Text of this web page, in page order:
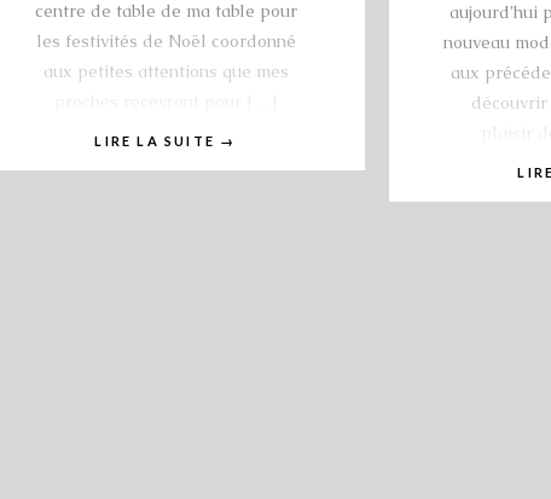
centre de table de ma table pour
les festivités de Noël coordonné
aux petites attentions que mes
LIRE LA SUITE →
aujourd’hui
nouveau
aux
découvrir